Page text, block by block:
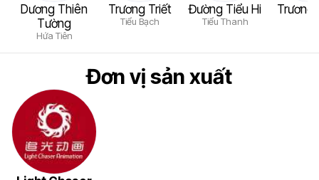
Dương Thiên
Tường
Hứa Tiên
Trương Triết
Tiểu Bạch
Đường Tiểu Hi
Tiểu Thanh
Trương
Đơn vị sản xuất